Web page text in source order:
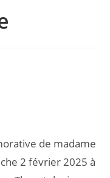
de madame
2 février 2025 à